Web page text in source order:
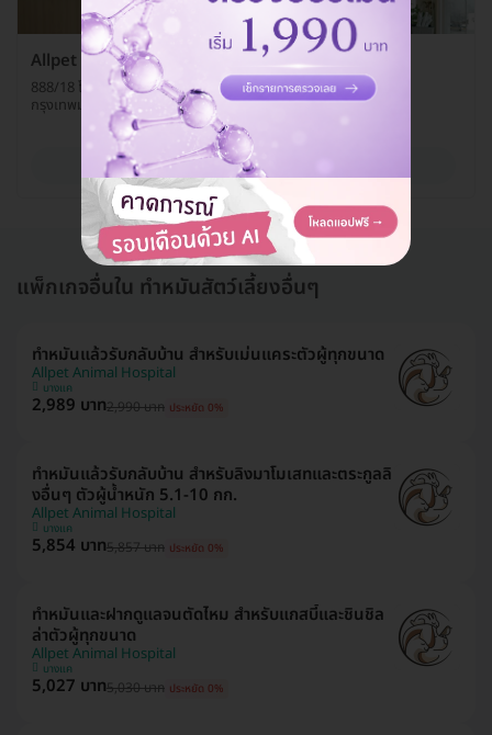
Allpet Animal Hospital
888/18 โครงการเจ้าสัว 69 ถ. บางบอน 3 แขวงหลักสอง เขตบางแค
กรุงเทพมหานคร 10160
ดูรายละเอียด
แพ็กเกจอื่นใน ทำหมันสัตว์เลี้ยงอื่นๆ
ทำหมันแล้วรับกลับบ้าน สำหรับเม่นแคระตัวผู้ทุกขนาด
Allpet Animal Hospital
บางแค
2,989 บาท2,990 บาท ประหยัด 0%
ทำหมันแล้วรับกลับบ้าน สำหรับลิงมาโมเสทและตระกูลลิ
งอื่นๆ ตัวผู้น้ำหนัก 5.1-10 กก.
Allpet Animal Hospital
บางแค
5,854 บาท5,857 บาท ประหยัด 0%
ทำหมันและฝากดูแลจนตัดไหม สำหรับแกสบี้และชินชิล
ล่าตัวผู้ทุกขนาด
Allpet Animal Hospital
บางแค
5,027 บาท5,030 บาท ประหยัด 0%